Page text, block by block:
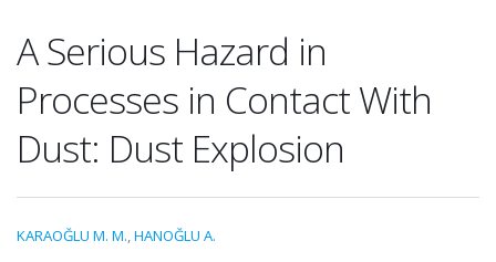
A Serious Hazard in
Processes in Contact With
Dust: Dust Explosion
KARAOĞLU M. M.,HANOĞLU A.